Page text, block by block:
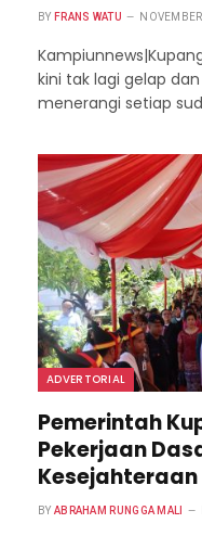
BY FRANS WATU
kini tak lagi gelap
menerangi setiap
ADVERTORIAL
Pemerintah
Pekerjaan
Kesejahteraan
BY ABRAHAM RUNGGA MALI